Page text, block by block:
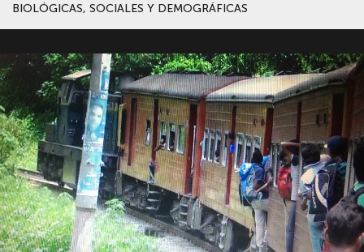
BIOLÓGICAS, SOCIALES Y DEMOGRÁFICAS